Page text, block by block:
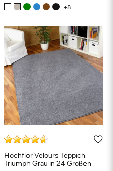
Hochflor Velours Teppich
Triumph Grau in 24 Größen